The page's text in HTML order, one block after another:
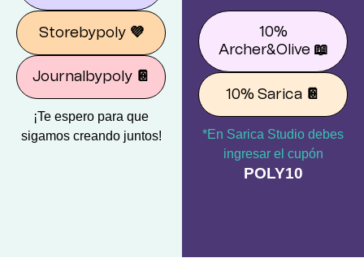
Storebypoly 💜
Journalbypoly 📔
¡Te espero para que
sigamos creando juntos!
10%
Archer&Olive 📖
10% Sarica 📔
*En Sarica Studio debes
ingresar el cupón
POLY10